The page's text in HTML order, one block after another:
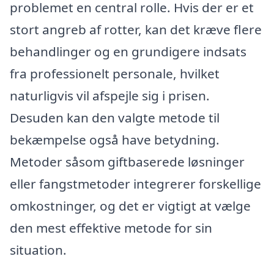
problemet en central rolle. Hvis der er et
stort angreb af rotter, kan det kræve flere
behandlinger og en grundigere indsats
fra professionelt personale, hvilket
naturligvis vil afspejle sig i prisen.
Desuden kan den valgte metode til
bekæmpelse også have betydning.
Metoder såsom giftbaserede løsninger
eller fangstmetoder integrerer forskellige
omkostninger, og det er vigtigt at vælge
den mest effektive metode for sin
situation.